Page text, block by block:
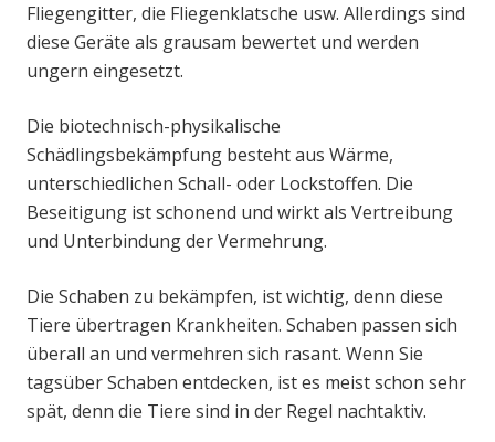
Fliegengitter, die Fliegenklatsche usw. Allerdings sind
diese Geräte als grausam bewertet und werden
ungern eingesetzt.
Die biotechnisch-physikalische
Schädlingsbekämpfung besteht aus Wärme,
unterschiedlichen Schall- oder Lockstoffen. Die
Beseitigung ist schonend und wirkt als Vertreibung
und Unterbindung der Vermehrung.
Die Schaben zu bekämpfen, ist wichtig, denn diese
Tiere übertragen Krankheiten. Schaben passen sich
überall an und vermehren sich rasant. Wenn Sie
tagsüber Schaben entdecken, ist es meist schon sehr
spät, denn die Tiere sind in der Regel nachtaktiv.